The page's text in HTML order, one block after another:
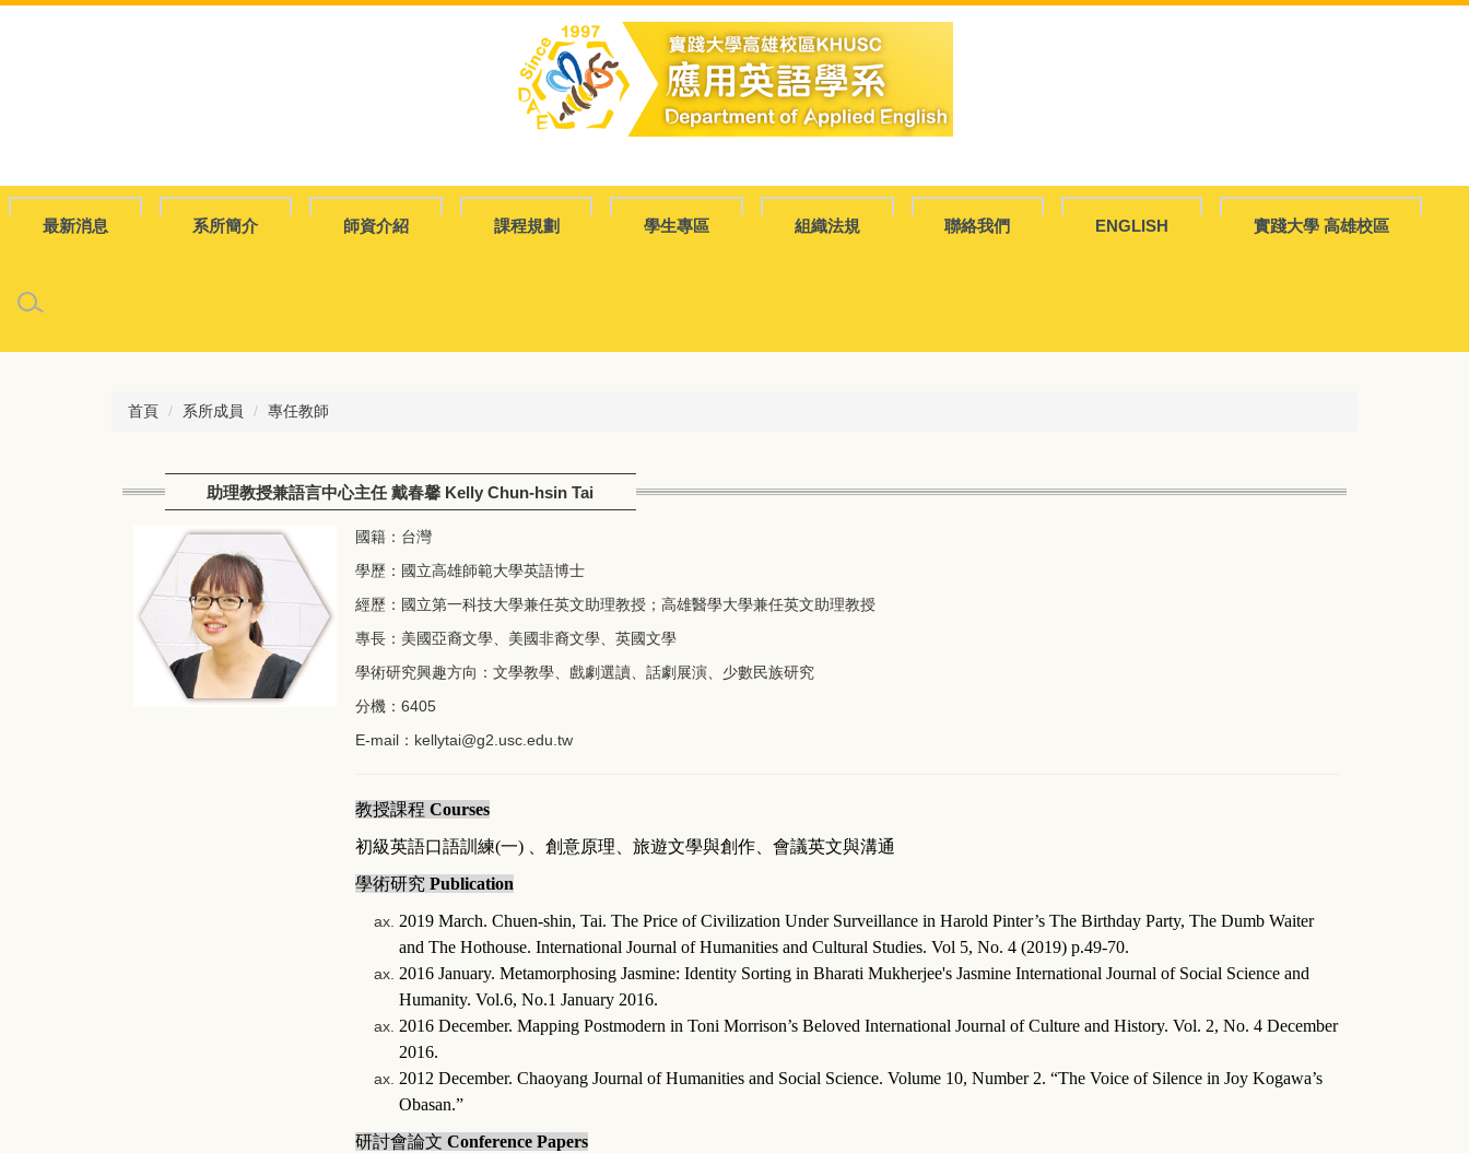
最新消息 系所簡介 師資介紹 課程規劃 學生專區 組織法規 聯絡我們 ENGLISH 實踐大學 高雄校區
首頁 系所成員 專任教師
助理教授兼語言中心主任 戴春馨 Kelly Chun-hsin Tai
國籍：台灣
學歷：國立高雄師範大學英語博士
經歷：國立第一科技大學兼任英文助理教授；高雄醫學大學兼任英文助理教授
專長：美國亞裔文學、美國非裔文學、英國文學
學術研究興趣方向：文學教學、戲劇選讀、話劇展演、少數民族研究
分機：6405
E-mail： kellytai@g2.usc.edu.tw
教授課程 Courses
初級英語口語訓練(一) 、 創意原理、 旅遊文學與創作、 會議英文與溝通
學術研究 Publication
2019 March. Chuen-shin, Tai. The Price of Civilization Under Surveillance in Harold Pinter’s The Birthday Party, The Dumb Waiter
and The Hothouse. International Journal of Humanities and Cultural Studies. Vol 5, No. 4 (2019) p.49-70.
2016 January. Metamorphosing Jasmine: Identity Sorting in Bharati Mukherjee's Jasmine International Journal of Social Science and
Humanity. Vol.6, No.1 January 2016.
2016 December. Mapping Postmodern in Toni Morrison’s Beloved International Journal of Culture and History. Vol. 2, No. 4 December
2016.
2012 December. Chaoyang Journal of Humanities and Social Science. Volume 10, Number 2. “The Voice of Silence in Joy Kogawa’s
Obasan.”
研討會論文 Conference Papers